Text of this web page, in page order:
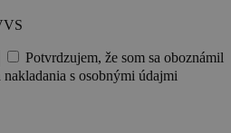
Potvrdzujem, že som sa oboznámil
s osobnými údajmi